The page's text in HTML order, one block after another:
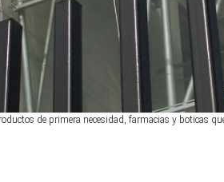
de primera necesidad, farmacias y boticas